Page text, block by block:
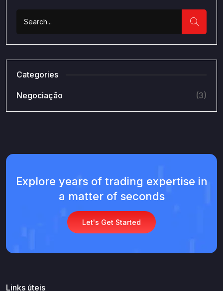
Categories
Negociação (3)
Explore years of trading expertise in
a matter of seconds
Let's Get Started
Links úteis